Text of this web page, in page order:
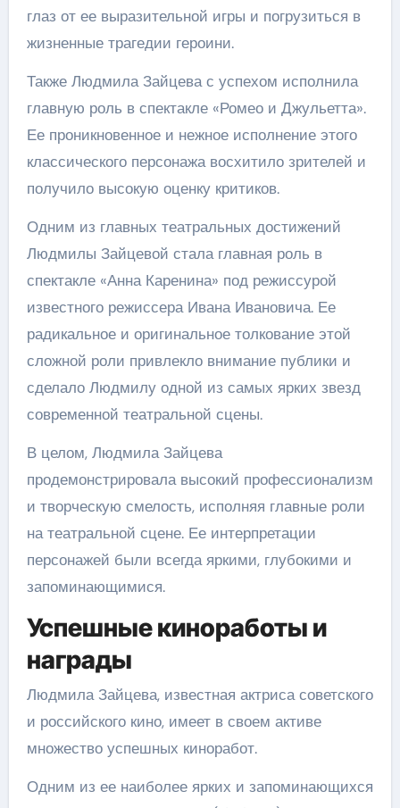
глаз от ее выразительной игры и погрузиться в
жизненные трагедии героини.
Также Людмила Зайцева с успехом исполнила
главную роль в спектакле «Ромео и Джульетта».
Ее проникновенное и нежное исполнение этого
классического персонажа восхитило зрителей и
получило высокую оценку критиков.
Одним из главных театральных достижений
Людмилы Зайцевой стала главная роль в
спектакле «Анна Каренина» под режиссурой
известного режиссера Ивана Ивановича. Ее
радикальное и оригинальное толкование этой
сложной роли привлекло внимание публики и
сделало Людмилу одной из самых ярких звезд
современной театральной сцены.
В целом, Людмила Зайцева
продемонстрировала высокий профессионализм
и творческую смелость, исполняя главные роли
на театральной сцене. Ее интерпретации
персонажей были всегда яркими, глубокими и
запоминающимися.
Успешные киноработы и
награды
Людмила Зайцева, известная актриса советского
и российского кино, имеет в своем активе
множество успешных киноработ.
Одним из ее наиболее ярких и запоминающихся